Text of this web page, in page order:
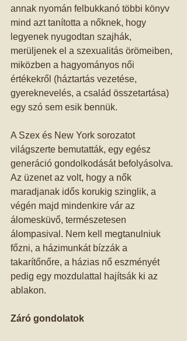
annak nyomán felbukkanó többi könyv
mind azt tanította a nőknek, hogy
legyenek nyugodtan szajhák,
merüljenek el a szexualitás örömeiben,
miközben a hagyományos női
értékekről (háztartás vezetése,
gyereknevelés, a család összetartása)
egy szó sem esik bennük.
A Szex és New York sorozatot
világszerte bemutatták, egy egész
generáció gondolkodását befolyásolva.
Az üzenet az volt, hogy a nők
maradjanak idős korukig szinglik, a
végén majd mindenkire vár az
álomesküvő, természetesen
álompasival. Nem kell megtanulniuk
főzni, a házimunkát bízzák a
takarítőnőre, a házias nő eszményét
pedig egy mozdulattal hajítsák ki az
ablakon.
Záró gondolatok